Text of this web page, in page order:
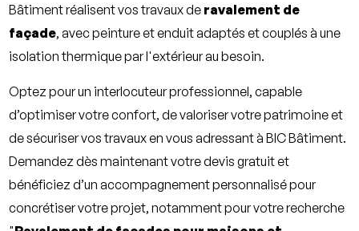
Bâtimentréalisent vos travaux de ravalement de
façade, avec peinture et enduit adaptés et couplés à une
isolation thermique par l'extérieur au besoin.
Optez pour un interlocuteur professionnel, capable
d’optimiser votre confort, de valoriser votre patrimoine et
de sécuriser vos travaux en vous adressant àBIC Bâtiment.
Demandez dès maintenant votre devis gratuit et
bénéficiez d’un accompagnement personnalisé pour
concrétiser votre projet, notamment pour votre recherche